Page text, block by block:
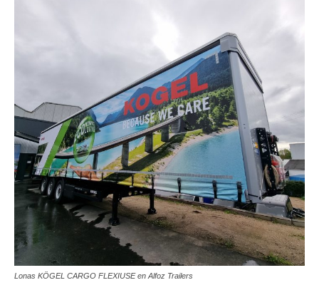
Lonas KÖGEL CARGO FLEXIUSE en Alfoz Trailers